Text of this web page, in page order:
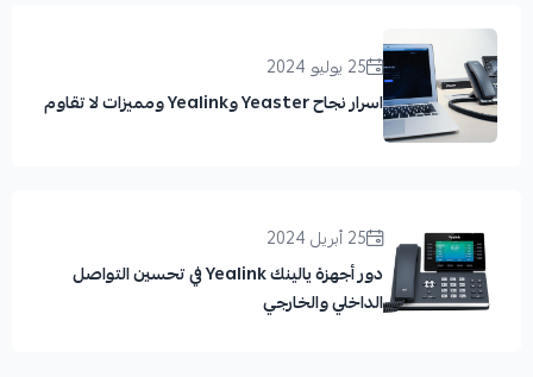
25 يوليو 2024
اسرار نجاح Yeaster وYealink ومميزات لا تقاوم
25 أبريل 2024
دور أجهزة يالينك Yealink في تحسين التواصل
الداخلي والخارجي